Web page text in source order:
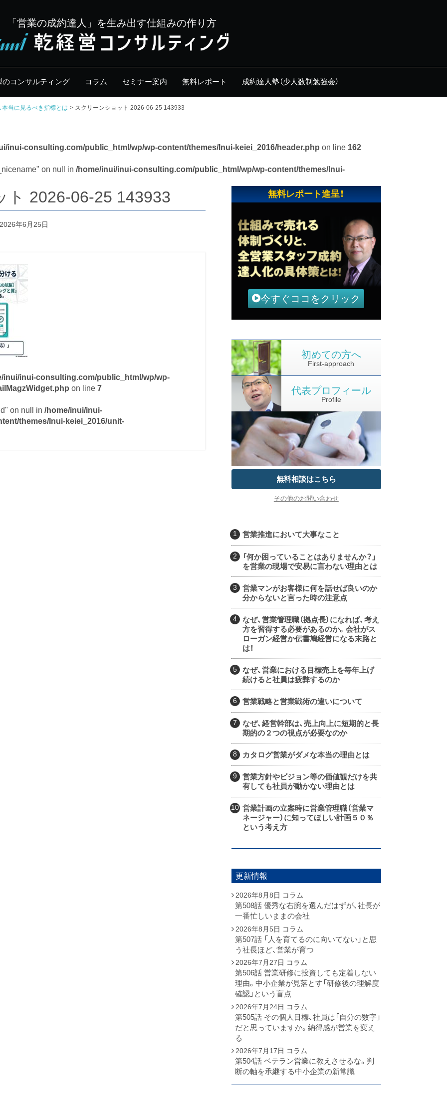
「営業の成約達人」を生み出す仕組みの作り方
のコンサルティング コラム セミナー案内 無料レポート 成約達人塾（少人数制勉強会）
本当に見るべき指標とは スクリーンショット 2026-06-25 143933
inui-consulting.com/public_html/wp/wp-content/themes/Inui-keiei_2016/header.php on line 162
on null in /home/inui/inui-consulting.com/public_html/wp/wp-content/themes/Inui-
ト 2026-06-25 143933
年6月25日
inui/inui-consulting.com/public_html/wp/wp-
on line 7
on null in /home/inui/inui-
themes/Inui-keiei_2016/unit-
無料レポート進呈！
今すぐココをクリック
First-approach
初めての方へ
Profile
代表プロフィール
無料相談はこちら
その他のお問い合わせ
営業推進において大事なこと
「何か困っていることはありませんか？」
を営業の現場で安易に言わない理由とは
営業マンがお客様に何を話せば良いのか
分からないと言った時の注意点
なぜ、営業管理職（拠点長）になれば、考え
方を習得する必要があるのか。会社がス
ローガン経営か伝書鳩経営になる末路と
は！
なぜ、営業における目標売上を毎年上げ
続けると社員は疲弊するのか
営業戦略と営業戦術の違いについて
なぜ、経営幹部は、売上向上に短期的と長
期的の２つの視点が必要なのか
カタログ営業がダメな本当の理由とは
営業方針やビジョン等の価値観だけを共
有しても社員が動かない理由とは
営業計画の立案時に営業管理職（営業マ
ネージャー）に知ってほしい計画５０％
という考え方
更新情報
2026年8月8日 コラム
第508話 優秀な右腕を選んだはずが、社長が
一番忙しいままの会社
2026年8月5日 コラム
第507話 「人を育てるのに向いてない」と思
う社長ほど、営業が育つ
2026年7月27日 コラム
第506話 営業研修に投資しても定着しない
理由。中小企業が見落とす「研修後の理解度
確認」という盲点
2026年7月24日 コラム
第505話 その個人目標、社員は「自分の数字」
だと思っていますか。納得感が営業を変え
る
2026年7月17日 コラム
第504話 ベテラン営業に教えさせるな。判
断の軸を承継する中小企業の新常識